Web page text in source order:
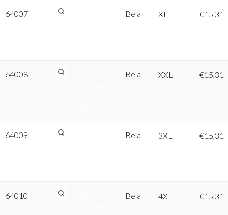
64007 Bela XL €15,31
64008 Bela XXL €15,31
64009 Bela 3XL €15,31
64010 Bela 4XL €15,31